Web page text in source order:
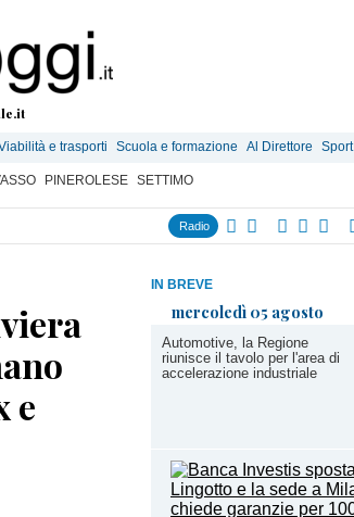
e trasporti Scuola e formazione Al Direttore Sport
PINEROLESE SETTIMO
Radio
IN BREVE
mercoledì 05 agosto
Automotive, la Regione
riunisce il tavolo per l'area di
accelerazione industriale
e